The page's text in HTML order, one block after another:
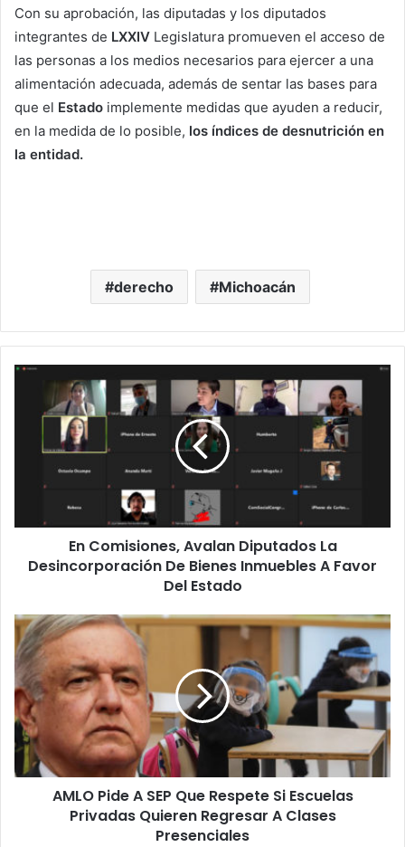
Con su aprobación, las diputadas y los diputados
integrantes de LXXIV Legislatura promueven el acceso de
las personas a los medios necesarios para ejercer a una
alimentación adecuada, además de sentar las bases para
que el Estado implemente medidas que ayuden a reducir,
en la medida de lo posible, los índices de desnutrición en
la entidad.
derecho Michoacán
En
Comisiones,
Avalan
Diputados
Desincorporación
Inmuebles
Favor
En Comisiones, Avalan Diputados La
Desincorporación De Bienes Inmuebles A Favor
Del Estado
AMLO
Pide
A
SEP
Que
Respete
Si
Escuelas
Privadas
QuierenAMLO Pide A SEP Que Respete Si Escuelas
Privadas Quieren Regresar A Clases
Presenciales